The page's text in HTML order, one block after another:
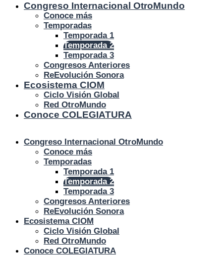
Congreso Internacional OtroMundo
Conoce más
Temporadas
Temporada 1
Temporada 2
Temporada 3
Congresos Anteriores
ReEvolución Sonora
Ecosistema CIOM
Ciclo Visión Global
Red OtroMundo
Conoce COLEGIATURA
Congreso Internacional OtroMundo
Conoce más
Temporadas
Temporada 1
Temporada 2
Temporada 3
Congresos Anteriores
ReEvolución Sonora
Ecosistema CIOM
Ciclo Visión Global
Red OtroMundo
Conoce COLEGIATURA